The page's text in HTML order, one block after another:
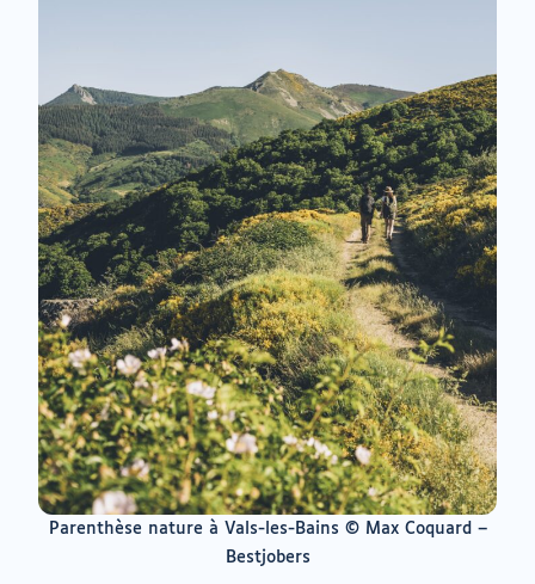
Parenthèse nature à Vals-les-Bains © Max Coquard –
Bestjobers